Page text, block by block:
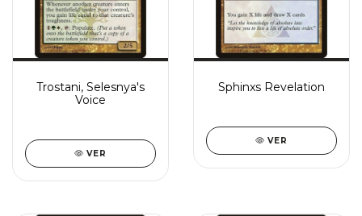
Trostani, Selesnya's
Voice
VER
Sphinxs Revelation
VER